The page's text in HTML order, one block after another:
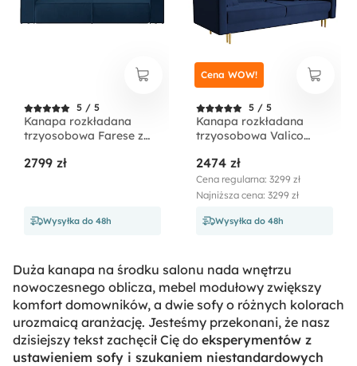
5 / 5
Kanapa rozkładana
trzyosobowa Farese z
sztruks
2799 zł
Wysyłka do 48h
5 / 5
Kanapa rozkładana
trzyosobowa Valico
hydrofobowy
2474 zł
Cena regularna: 3299 zł
Najniższa cena: 3299 zł
Cena WOW!
Wysyłka do 48h
Duża kanapa na środku salonu nada wnętrzu
nowoczesnego oblicza, mebel modułowy zwiększy
komfort domowników, a dwie sofy o różnych kolorach
urozmaicą aranżację. Jesteśmy przekonani, że nasz
dzisiejszy tekst zachęcił Cię do eksperymentów z
ustawieniem sofy i szukaniem niestandardowych